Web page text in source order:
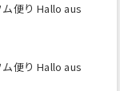
便り Hallo aus
便り Hallo aus